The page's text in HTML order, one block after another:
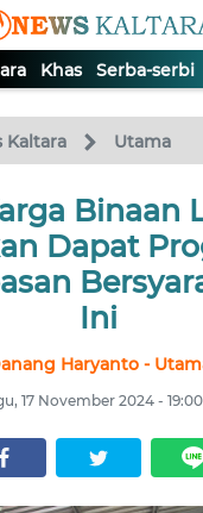
Khas Serba-serbi
Kaltara Utama
Binaan
Dapat
Ini
Haryanto -
17 November 2024 -